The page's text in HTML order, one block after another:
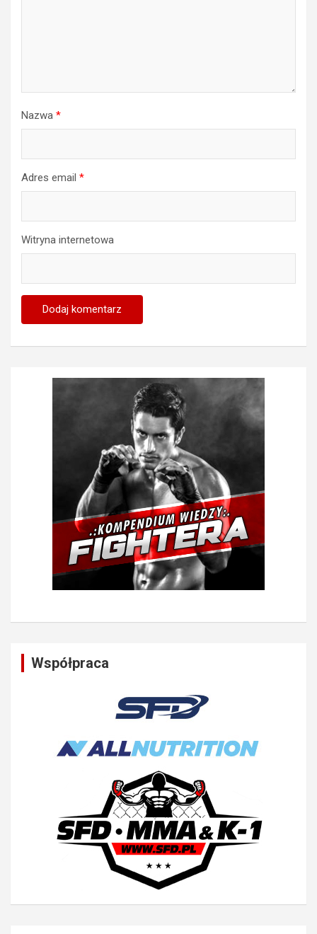
Nazwa *
Adres email *
Witryna internetowa
Współpraca